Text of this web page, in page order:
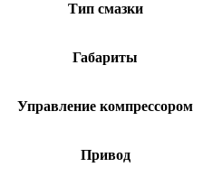
Тип смазки
Габариты
Управление компрессором
Привод